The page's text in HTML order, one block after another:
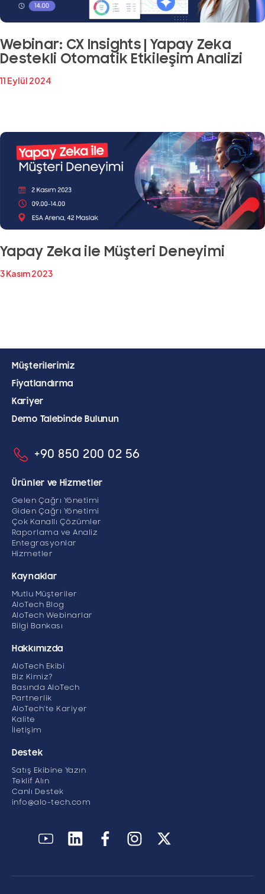
Webinar: CX Insights | Yapay Zeka
Destekli Otomatik Etkileşim Analizi
11 Eylül 2024
Yapay Zeka ile Müşteri Deneyimi
3 Kasım 2023
Müşterilerimiz
Fiyatlandırma
Kariyer
Demo Talebinde Bulunun
+90 850 200 02 56
Ürünler ve Hizmetler
Gelen Çağrı Yönetimi
Giden Çağrı Yönetimi
Çok Kanallı Çözümler
Raporlama ve Analiz
Entegrasyonlar
Hizmetler
Kaynaklar
Mutlu Müşteriler
AloTech Blog
AloTech Webinarlar
Bilgi Bankası
Hakkımızda
AloTech Ekibi
Biz Kimiz?
Basında AloTech
Partnerlik
AloTech’te Kariyer
Kalite
İletişim
Destek
Satış Ekibine Yazın
Teklif Alın
Canlı Destek
info@alo-tech.com